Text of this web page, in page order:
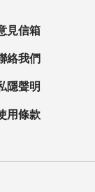
見信箱
絡我們
隱聲明
用條款